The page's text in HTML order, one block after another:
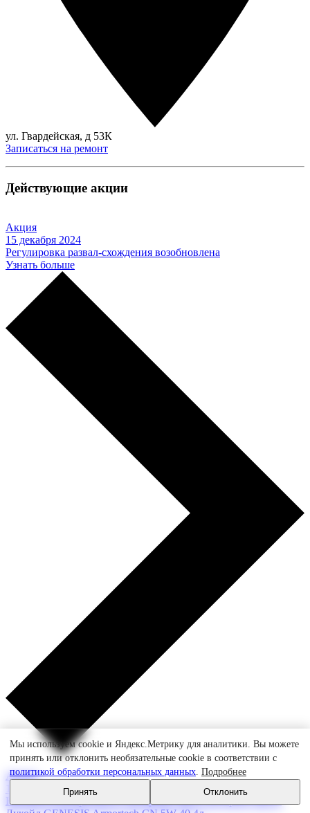
ул. Гвардейская, д 53К
Записаться на ремонт
Действующие акции
Акция
15 декабря 2024
Регулировка развал-схождения возобновлена
Узнать больше
Акция
15 октября 2023
Новинка в ассортименте моторных масел моторное масло
Мы используем cookie и Яндекс.Метрику для аналитики. Вы можете
принять или отклонить необязательные cookie в соответствии с
политикой обработки персональных данных. Подробнее
Принять
Отклонить